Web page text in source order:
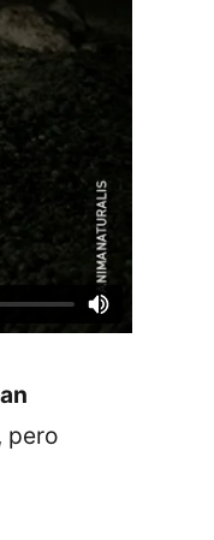
pero